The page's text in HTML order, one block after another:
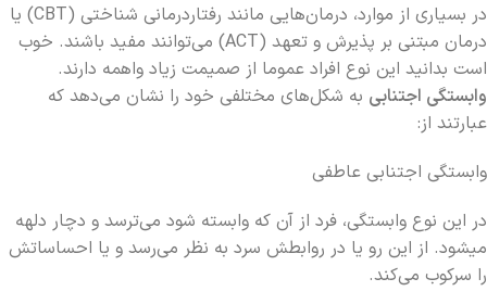
در بسیاری از موارد، درمان‌هایی مانند رفتاردرمانی شناختی (CBT) یا
درمان مبتنی بر پذیرش و تعهد (ACT) می‌توانند مفید باشند. خوب
است بدانید این نوع افراد عموما از صمیمت زیاد واهمه دارند.
وابستگی اجتنابی به شکل‌های مختلفی خود را نشان می‌دهد که
عبارتند از:
وابستگی اجتنابی عاطفی
در این نوع وابستگی، فرد از آن که وابسته شود می‌ترسد و دچار دلهه
می‎شود. از این رو یا در روابطش سرد به نظر می‌رسد و یا احساساتش
را سرکوب می‌کند.